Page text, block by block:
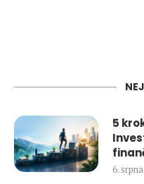
5
6.